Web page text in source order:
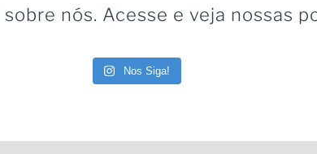
nós. Acesse e veja nossas
Nos Siga!